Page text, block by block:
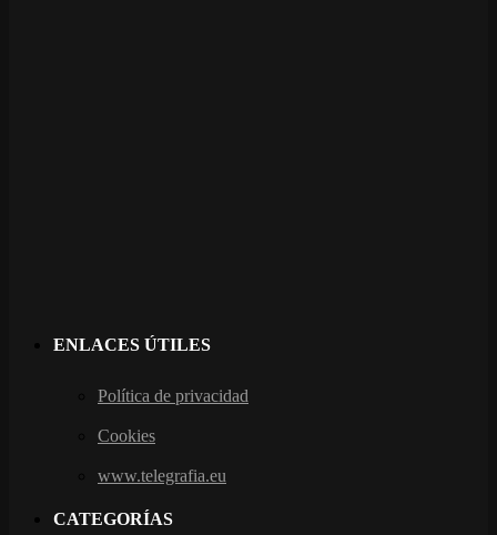
ENLACES ÚTILES
Política de privacidad
Cookies
www.telegrafia.eu
CATEGORÍAS